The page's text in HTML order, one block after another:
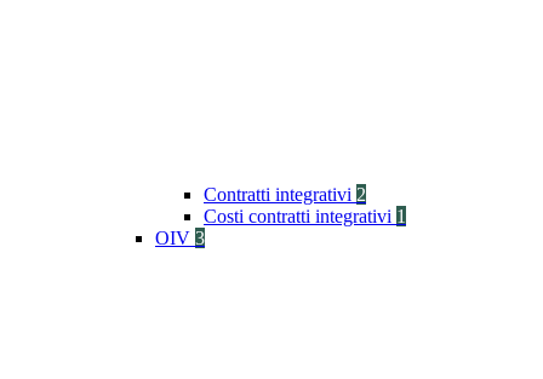
Contratti integrativi 2
Costi contratti integrativi 1
OIV 3